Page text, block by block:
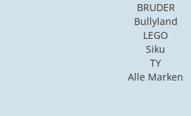
BRUDER
Bullyland
LEGO
Siku
TY
Alle Marken